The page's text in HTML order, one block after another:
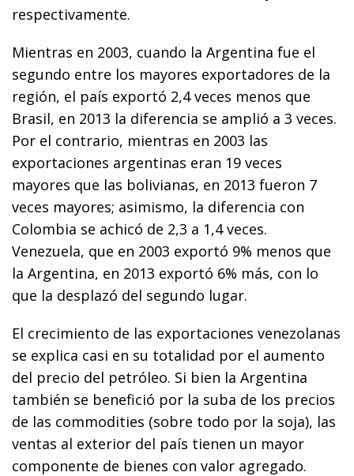
respectivamente.
Mientras en 2003, cuando la Argentina fue el
segundo entre los mayores exportadores de la
región, el país exportó 2,4 veces menos que
Brasil, en 2013 la diferencia se amplió a 3 veces.
Por el contrario, mientras en 2003 las
exportaciones argentinas eran 19 veces
mayores que las bolivianas, en 2013 fueron 7
veces mayores; asimismo, la diferencia con
Colombia se achicó de 2,3 a 1,4 veces.
Venezuela, que en 2003 exportó 9% menos que
la Argentina, en 2013 exportó 6% más, con lo
que la desplazó del segundo lugar.
El crecimiento de las exportaciones venezolanas
se explica casi en su totalidad por el aumento
del precio del petróleo. Si bien la Argentina
también se benefició por la suba de los precios
de las commodities (sobre todo por la soja), las
ventas al exterior del país tienen un mayor
componente de bienes con valor agregado.